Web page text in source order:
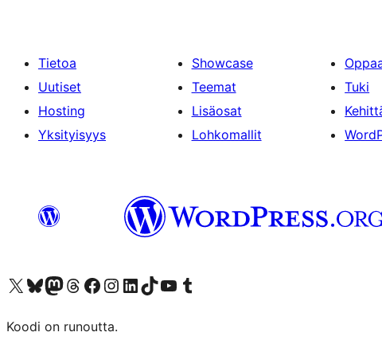
Tietoa
Uutiset
Hosting
Yksityisyys
Showcase
Teemat
Lisäosat
Lohkomallit
Tuki
Visit our X (formerly Twitter) account
Visit our Bluesky account
Visit our Mastodon account
Visit our Threads account
Visit our Facebook page
Visit our Instagram account
Visit our LinkedIn account
Visit our TikTok account
Näytä YouTube-kanava
Visit our Tumblr account
Koodi on runoutta.